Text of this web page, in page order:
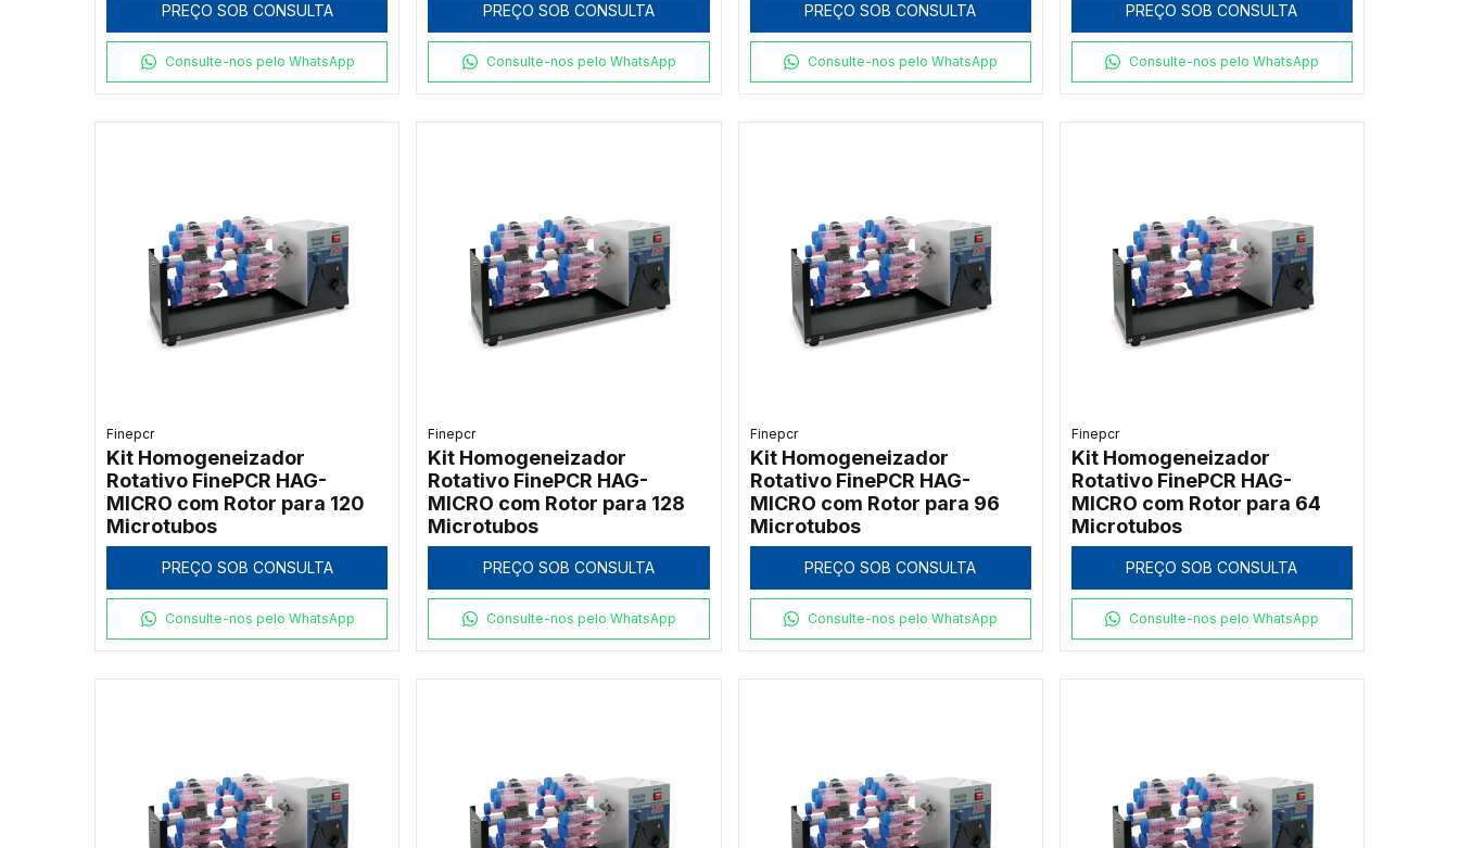
PREÇO SOB CONSULTA
Consulte-nos pelo WhatsApp
PREÇO SOB CONSULTA
Consulte-nos pelo WhatsApp
PREÇO SOB CONSULTA
Consulte-nos pelo WhatsApp
PREÇO SOB CONSULTA
Consulte-nos pelo WhatsApp
Finepcr
Kit Homogeneizador
Rotativo FinePCR HAG-
MICRO com Rotor para 120
Microtubos
PREÇO SOB CONSULTA
Consulte-nos pelo WhatsApp
Finepcr
Kit Homogeneizador
Rotativo FinePCR HAG-
MICRO com Rotor para 128
Microtubos
PREÇO SOB CONSULTA
Consulte-nos pelo WhatsApp
Finepcr
Kit Homogeneizador
Rotativo FinePCR HAG-
MICRO com Rotor para 96
Microtubos
PREÇO SOB CONSULTA
Consulte-nos pelo WhatsApp
Finepcr
Kit Homogeneizador
Rotativo FinePCR HAG-
MICRO com Rotor para 64
Microtubos
PREÇO SOB CONSULTA
Consulte-nos pelo WhatsApp